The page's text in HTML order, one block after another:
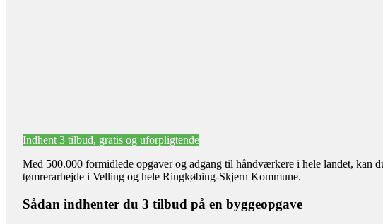
Indhent 3 tilbud, gratis og uforpligtende
Med 500.000 formidlede opgaver og adgang til håndværkere i hele landet, kan
tømrerarbejde i Velling og hele Ringkøbing-Skjern Kommune.
Sådan indhenter du 3 tilbud på en byggeopgave